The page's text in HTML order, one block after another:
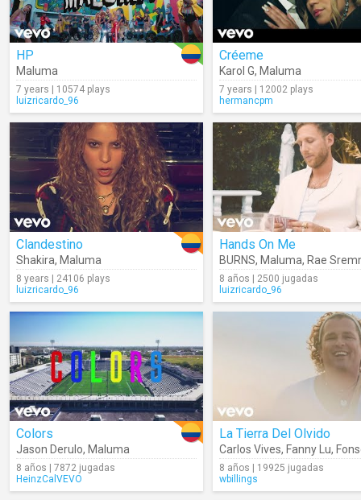
HP
Maluma
7 years | 10574 plays
luizricardo_96
Créeme
Karol G, Maluma
7 years | 12002 plays
hermancpm
Clandestino
Shakira, Maluma
8 years | 24106 plays
luizricardo_96
Hands On Me
BURNS, Maluma, Rae
8 años | 2500 jugadas
luizricardo_96
Colors
Jason Derulo, Maluma
8 años | 7872 jugadas
HeinzCalVEVO
La Tierra Del Olvido
Carlos Vives, Fanny Lu,
8 años | 19925 jugadas
wbillings